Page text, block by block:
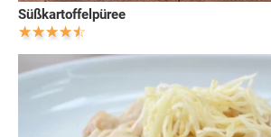
Süßkartoffelpüree